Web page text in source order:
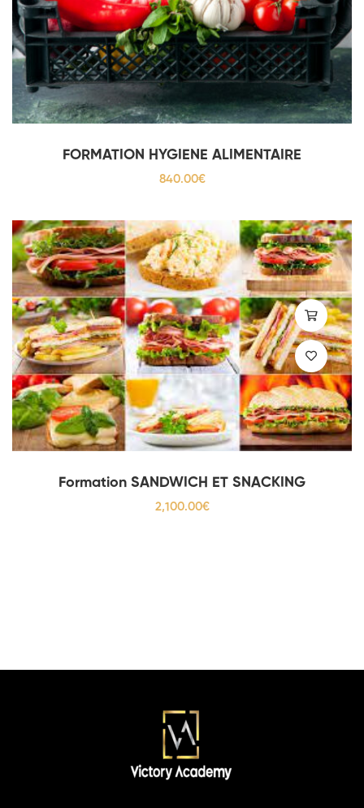
FORMATION HYGIENE ALIMENTAIRE
840.00€
Formation SANDWICH ET SNACKING
2,100.00€